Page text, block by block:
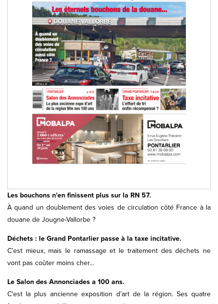
Les bouchons n'en finissent plus sur la RN 57.
À quand un doublement des voies de circulation côté France à la
douane de Jougne-Vallorbe ?
Déchets : le Grand Pontarlier passe à la taxe incitative.
C’est mieux, mais le ramassage et le traitement des déchets ne
vont pas coûter moins cher…
Le Salon des Annonciades a 100 ans.
C'est la plus ancienne exposition d’art de la région. Ses quatre